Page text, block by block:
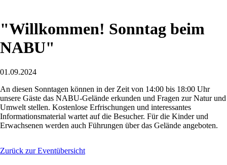
"Willkommen! Sonntag beim
NABU"
01.09.2024
An diesen Sonntagen können in der Zeit von 14:00 bis 18:00 Uhr
unsere Gäste das NABU-Gelände erkunden und Fragen zur Natur und
Umwelt stellen. Kostenlose Erfrischungen und interessantes
Informationsmaterial wartet auf die Besucher. Für die Kinder und
Erwachsenen werden auch Führungen über das Gelände angeboten.
Zurück zur Eventübersicht